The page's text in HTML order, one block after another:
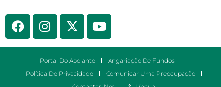
Portal Do Apoiante
Angariação De Fundos
Política De Privacidade
Comunicar Uma Preocupação